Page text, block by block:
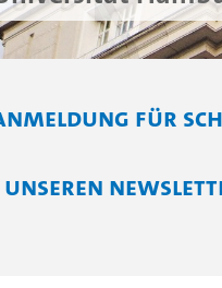
für
unseren